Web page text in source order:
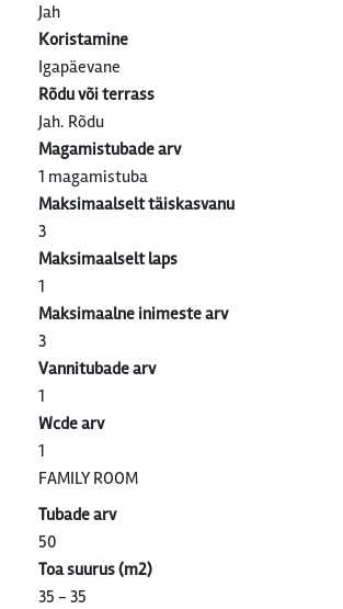
Jah
Koristamine
Igapäevane
Rõdu või terrass
Jah. Rõdu
Magamistubade arv
1 magamistuba
Maksimaalselt täiskasvanu
3
Maksimaalselt laps
1
Maksimaalne inimeste arv
3
Vannitubade arv
1
Wcde arv
1
FAMILY ROOM
Tubade arv
50
Toa suurus (m2)
35 - 35